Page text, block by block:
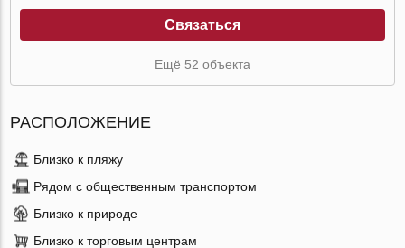
Связаться
Ещё 52 объекта
РАСПОЛОЖЕНИЕ
Близко к пляжу
Рядом с общественным транспортом
Близко к природе
Близко к торговым центрам